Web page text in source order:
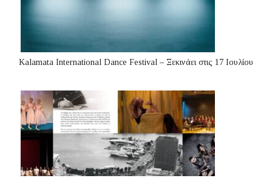
Kalamata International Dance Festival – Ξεκινάει στις 17 Ιουλίου